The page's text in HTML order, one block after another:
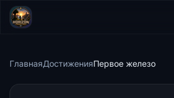
ГлавнаяДостиженияПервое железо